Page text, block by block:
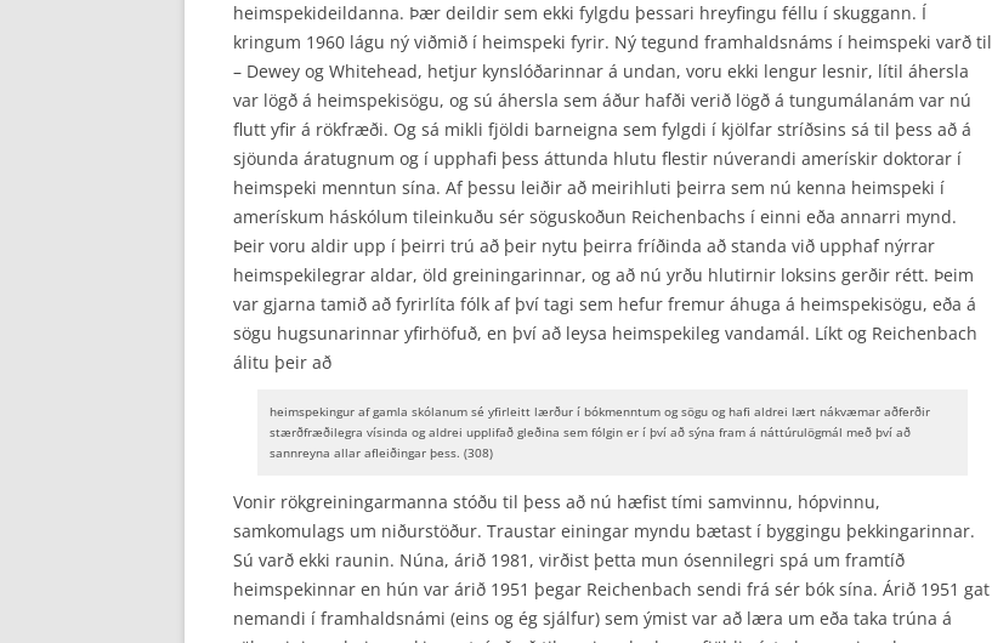
heimspekideildanna. Þær deildir sem ekki fylgdu þessari hreyfingu féllu í skuggann. Í
kringum 1960 lágu ný viðmið í heimspeki fyrir. Ný tegund framhaldsnáms í heimspeki varð til
– Dewey og Whitehead, hetjur kynslóðarinnar á undan, voru ekki lengur lesnir, lítil áhersla
var lögð á heimspekisögu, og sú áhersla sem áður hafði verið lögð á tungumálanám var nú
flutt yfir á rökfræði. Og sá mikli fjöldi barneigna sem fylgdi í kjölfar stríðsins sá til þess að á
sjöunda áratugnum og í upphafi þess áttunda hlutu flestir núverandi amerískir doktorar í
heimspeki menntun sína. Af þessu leiðir að meirihluti þeirra sem nú kenna heimspeki í
amerískum háskólum tileinkuðu sér söguskoðun Reichenbachs í einni eða annarri mynd.
Þeir voru aldir upp í þeirri trú að þeir nytu þeirra fríðinda að standa við upphaf nýrrar
heimspekilegrar aldar, öld greiningarinnar, og að nú yrðu hlutirnir loksins gerðir rétt. Þeim
var gjarna tamið að fyrirlíta fólk af því tagi sem hefur fremur áhuga á heimspekisögu, eða á
sögu hugsunarinnar yfirhöfuð, en því að leysa heimspekileg vandamál. Líkt og Reichenbach
álitu þeir að
heimspekingur af gamla skólanum sé yfirleitt lærður í bókmenntum og sögu og hafi aldrei lært nákvæmar aðferðir
stærðfræðilegra vísinda og aldrei upplifað gleðina sem fólgin er í því að sýna fram á náttúrulögmál með því að
sannreyna allar afleiðingar þess. (308)
Vonir rökgreiningarmanna stóðu til þess að nú hæfist tími samvinnu, hópvinnu,
samkomulags um niðurstöður. Traustar einingar myndu bætast í byggingu þekkingarinnar.
Sú varð ekki raunin. Núna, árið 1981, virðist þetta mun ósennilegri spá um framtíð
heimspekinnar en hún var árið 1951 þegar Reichenbach sendi frá sér bók sína. Árið 1951 gat
nemandi í framhaldsnámi (eins og ég sjálfur) sem ýmist var að læra um eða taka trúna á